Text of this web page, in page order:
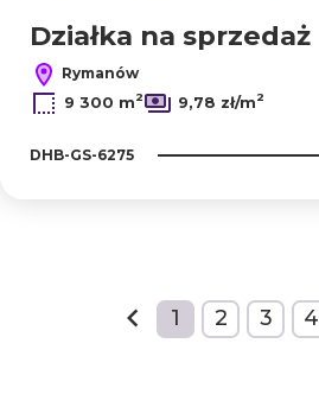
Działka na sprzedaż
Rymanów
9 300 m2 9,78 zł/m2
DHB-GS-6275
prev
1 2 3 4